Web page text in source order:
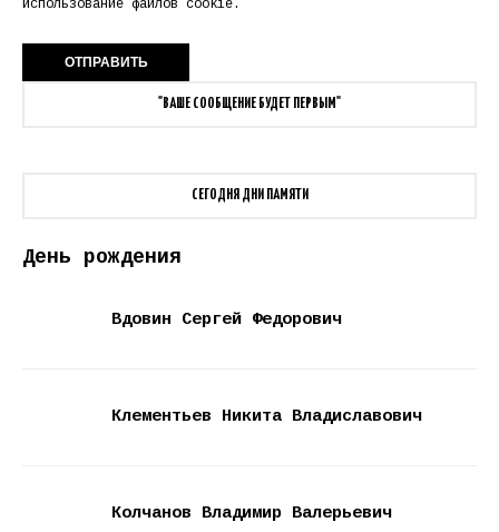
использование файлов cookie.
"ВАШЕ СООБЩЕНИЕ БУДЕТ ПЕРВЫМ"
СЕГОДНЯ ДНИ ПАМЯТИ
День рождения
Вдовин Сергей Федорович
Клементьев Никита Владиславович
Колчанов Владимир Валерьевич